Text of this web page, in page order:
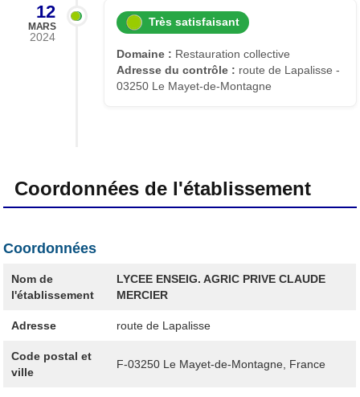
12
MARS
2024
Très satisfaisant
Domaine : Restauration collective
Adresse du contrôle : route de Lapalisse -
03250 Le Mayet-de-Montagne
Coordonnées de l'établissement
Coordonnées
Nom de
l'établissement
LYCEE ENSEIG. AGRIC PRIVE CLAUDE
MERCIER
Adresse route de Lapalisse
Code postal et
ville
F-03250 Le Mayet-de-Montagne, France